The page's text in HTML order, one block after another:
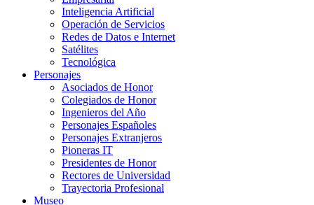
Inteligencia Artificial
Operación de Servicios
Redes de Datos e Internet
Satélites
Tecnológica
Personajes
Asociados de Honor
Colegiados de Honor
Ingenieros del Año
Personajes Españoles
Personajes Extranjeros
Pioneras IT
Presidentes de Honor
Rectores de Universidad
Trayectoria Profesional
Museo